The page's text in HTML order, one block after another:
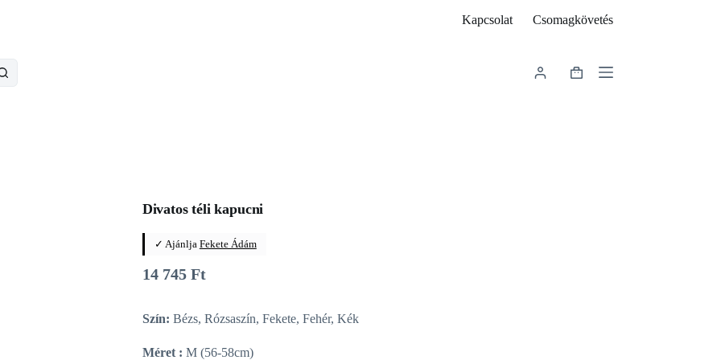
Kapcsolat Csomagkövetés
Shopping
Divatos téli kapucni
✓ Ajánlja Fekete Ádám
14 745 Ft
Szín: Bézs, Rózsaszín, Fekete, Fehér, Kék
Méret : M (56-58cm)